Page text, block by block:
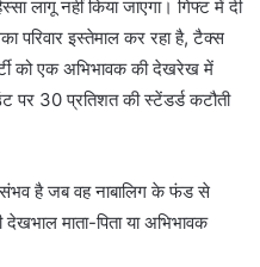
लागू नहीं किया जाएगा। गिफ्ट में दी
परिवार इस्तेमाल कर रहा है, टैक्स
को एक अभिभावक की देखरेख में
पर 30 प्रतिशत की स्टेंडर्ड कटौती
संभव है जब वह नाबालिग के फंड से
माता-पिता या अभिभावक